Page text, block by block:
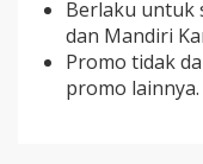
Berlaku untuk
dan Mandiri
Promo tidak
promo lainnya.